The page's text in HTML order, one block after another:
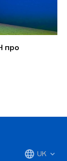
про
UK